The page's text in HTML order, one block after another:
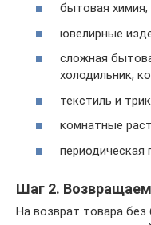
бытовая химия;
ювелирные
сложная
холодильник,
текстиль и
комнатные
периодическая
Шаг 2.
На возврат товара без